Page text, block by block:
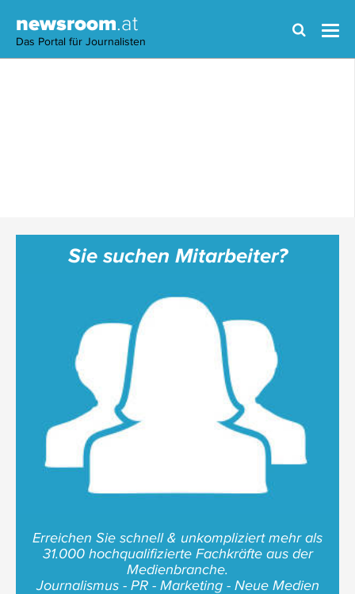
newsroom.at
Das Portal für Journalisten
Sie suchen Mitarbeiter?
Erreichen Sie schnell & unkompliziert mehr als
31.000 hochqualifizierte Fachkräfte aus der
Medienbranche.
Journalismus - PR - Marketing - Neue Medien